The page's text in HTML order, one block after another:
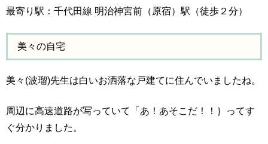
最寄り駅：千代田線 明治神宮前（原宿）駅（徒歩２分）
美々の自宅
美々(波瑠)先生は白いお洒落な戸建てに住んでいましたね。
周辺に高速道路が写っていて「あ！あそこだ！！｝ってす
ぐ分かりました。